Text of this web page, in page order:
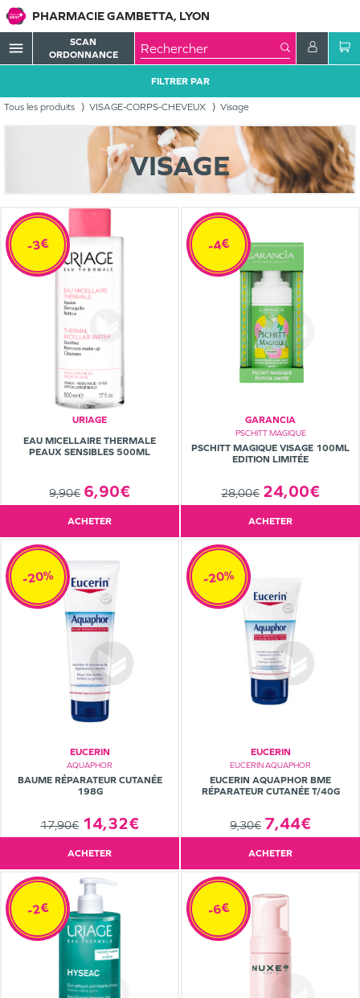
PHARMACIE GAMBETTA, LYON
menu
SCAN
ORDONNANCE
Tous les produits VISAGE-CORPS-CHEVEUX Visage
FILTRER PAR
VISAGE
URIAGE
EAU MICELLAIRE THERMALE
PEAUX SENSIBLES 500ML
9,90€ 6,90€
-3€
ACHETER
GARANCIA
PSCHITT MAGIQUE
PSCHITT MAGIQUE VISAGE 100ML
EDITION LIMITÉE
28,00€ 24,00€
-4€
ACHETER
EUCERIN
AQUAPHOR
BAUME RÉPARATEUR CUTANÉE
198G
17,90€ 14,32€
-20%
ACHETER
EUCERIN
EUCERIN AQUAPHOR
EUCERIN AQUAPHOR BME
RÉPARATEUR CUTANÉE T/40G
9,30€ 7,44€
-20%
ACHETER
-2€ -6€